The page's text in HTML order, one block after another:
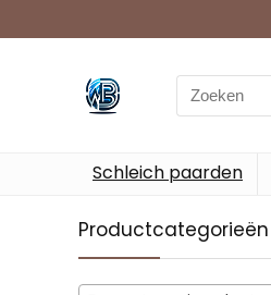
Search
for:
Schleich paarden
Productcategorieën